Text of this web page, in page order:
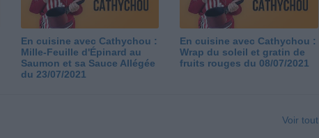
En cuisine avec Cathychou :
Mille-Feuille d'Épinard au
Saumon et sa Sauce Allégée
du 23/07/2021
En cuisine avec Cathychou :
Wrap du soleil et gratin de
fruits rouges du 08/07/2021
Voir tout